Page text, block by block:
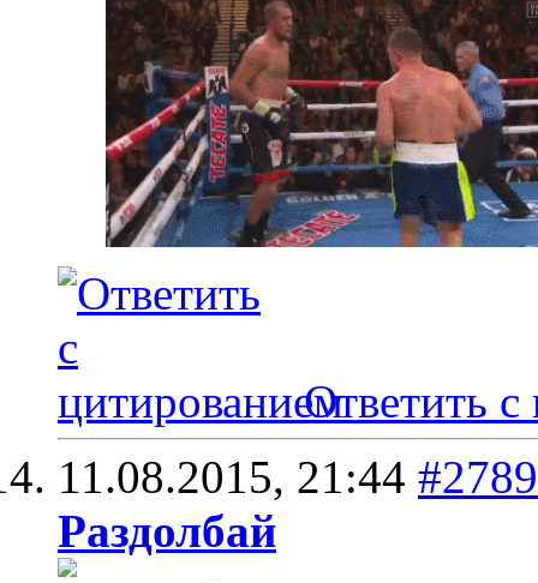
Ответить с
11.08.2015, 21:44 #2789
Раздолбай